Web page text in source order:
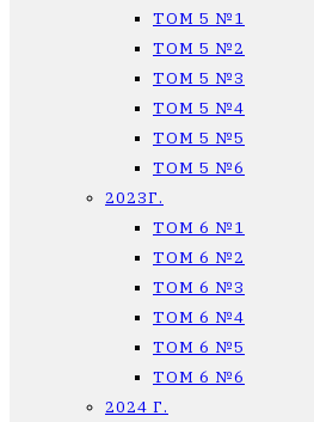
ТОМ 5 №1
ТОМ 5 №2
ТОМ 5 №3
ТОМ 5 №4
ТОМ 5 №5
ТОМ 5 №6
2023Г.
ТОМ 6 №1
ТОМ 6 №2
ТОМ 6 №3
ТОМ 6 №4
ТОМ 6 №5
ТОМ 6 №6
2024 Г.